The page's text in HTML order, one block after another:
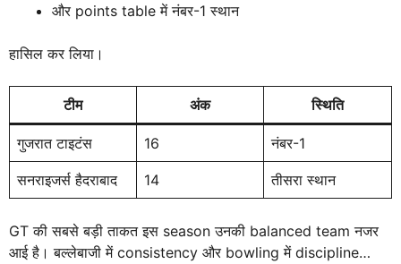
और points table में नंबर-1 स्थान
हासिल कर लिया।
टीम अंक स्थिति
गुजरात टाइटंस 16 नंबर-1
सनराइजर्स हैदराबाद 14 तीसरा स्थान
GT की सबसे बड़ी ताकत इस season उनकी balanced team नजर
आई है। बल्लेबाजी में consistency और bowling में discipline…